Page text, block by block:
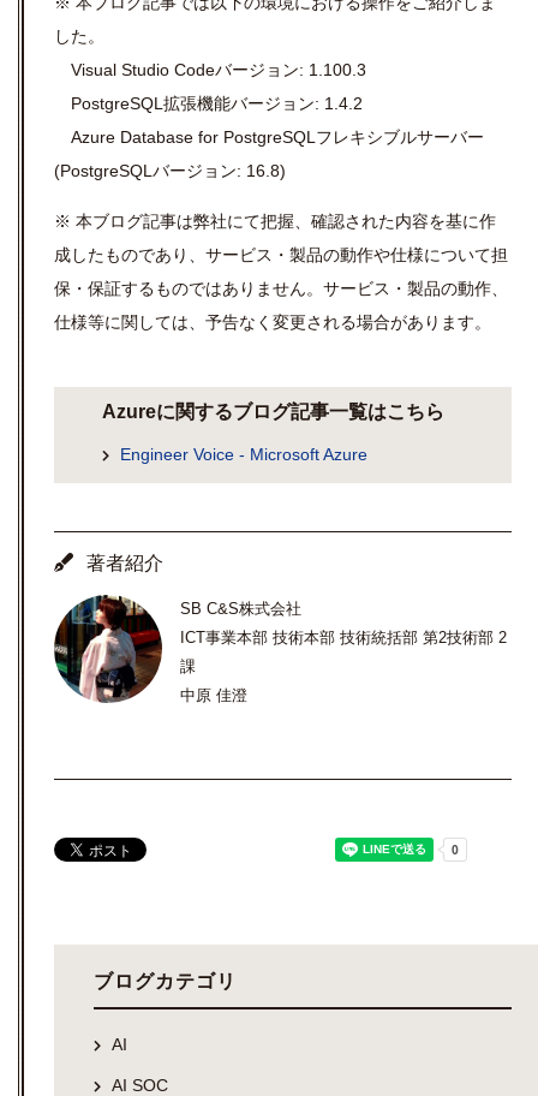
した。
Visual Studio Codeバージョン: 1.100.3
PostgreSQL 拡張機能バージョン: 1.4.2
Azure Database for PostgreSQL フレキシブルサーバー
(PostgreSQL バージョン: 16.8)
※ 本ブログ記事は弊社にて把握、確認された内容を基に作
成したものであり、サービス・製品の動作や仕様について担
保・保証するものではありません。サービス・製品の動作、
仕様等に関しては、予告なく変更される場合があります。
Azureに関するブログ記事一覧はこちら
Engineer Voice - Microsoft Azure
著者紹介
SB C&S株式会社
ICT事業本部 技術本部 技術統括部 第2技術部 2
課
中原 佳澄
ブログカテゴリ
AI
AI SOC